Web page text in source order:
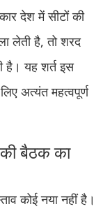
देश में सीटों की
लेती है, तो शरद
है। यह शर्त इस
अत्यंत महत्वपूर्ण
बैठक का
कोई नया नहीं है।